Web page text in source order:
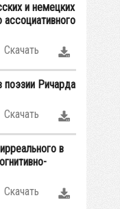
и немецких
ассоциативного
Скачать
поэзии Ричарда
Скачать
в
Скачать